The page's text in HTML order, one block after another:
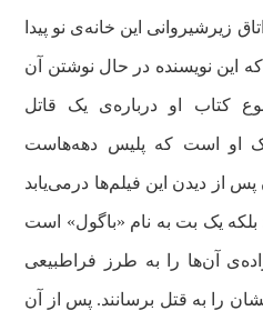
زیرشیروانی این خانه‌ی نو پیدا
این نویسنده در حال نوشتن آن
کتاب او درباره‌ی یک قاتل
او است که پلیس دهه‌هاست
پس از دیدن این فیلم‌ها درمی‌یابد
یک بت به نام «باگول» است
آن‌ها را به طرز فراطبیعی
را به قتل برسانند. پس از آن